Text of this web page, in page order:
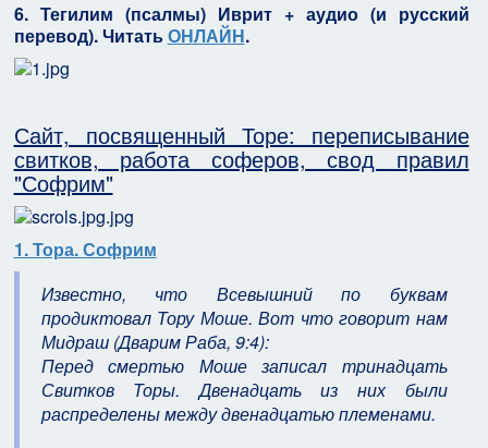
6. Тегилим (псалмы) Иврит + аудио (и русский
перевод). ЧитатьОНЛАЙН.
Сайт, посвященный Торе: переписывание
свитков, работа соферов, свод правил
"Софрим"
1. Тора. Софрим
Известно, что Всевышний по буквам
продиктовал Тору Моше. Вот что говорит нам
Мидраш (Дварим Раба, 9:4):
Перед смертью Моше записал тринадцать
Свитков Торы. Двенадцать из них были
распределены между двенадцатью племенами.